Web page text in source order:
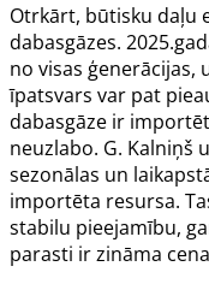
Otrkārt, būtisku daļu
dabasgāzes.
no visas ģenerācijas,
īpatsvars var pat
dabasgāze ir
neuzlabo. G. Kalniņš
sezonālas un
importēta resursa.
stabilu pieejamību,
parasti ir zināma